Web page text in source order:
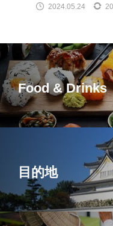
2024.05.24
Food & Drinks
目的地